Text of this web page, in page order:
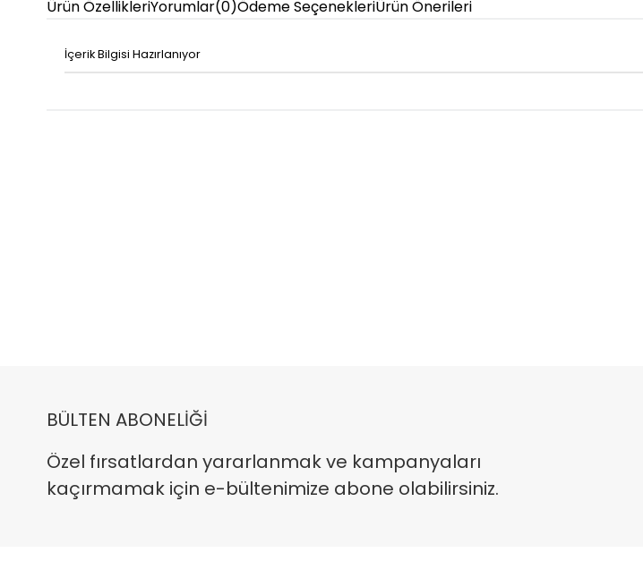
Ürün ÖzellikleriYorumlar(0)Ödeme SeçenekleriÜrün Önerileri
İçerik Bilgisi Hazırlanıyor
BÜLTEN ABONELİĞİ
Özel fırsatlardan yararlanmak ve kampanyaları
kaçırmamak için e-bültenimize abone olabilirsiniz.